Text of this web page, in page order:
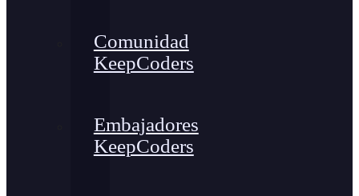
Comunidad
KeepCoders
Embajadores
KeepCoders